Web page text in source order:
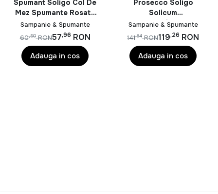
Spumant Soligo Col De
Mez Spumante Rosato
Rose Extra Dry 0.75L
Sampanie & Spumante
57,96 RON
60,50 RON
Adauga in cos
Prosecco Soligo
Solicum
Valdobbiadene
Superiore di Cartizze
Sampanie & Spumante
119,26 RON
141,84 RON
Adauga in cos